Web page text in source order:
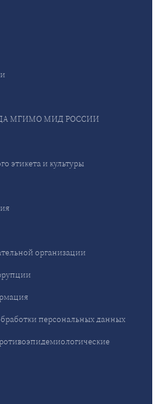
ДА МГИМО МИД РОССИИ
этикета и культуры
организации
персональных данных